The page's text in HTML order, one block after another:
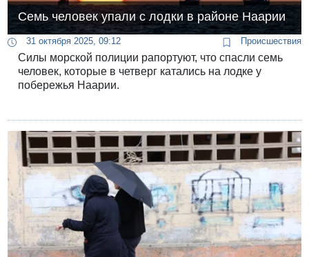
Семь человек упали с лодки в районе Наарии
31 октября 2025, 09:12 Происшествия
Силы морской полиции рапортуют, что спасли семь
человек, которые в четверг катались на лодке у
побережья Наарии.